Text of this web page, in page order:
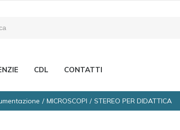
CDL CONTATTI
MICROSCOPI STEREO PER DIDATTICA